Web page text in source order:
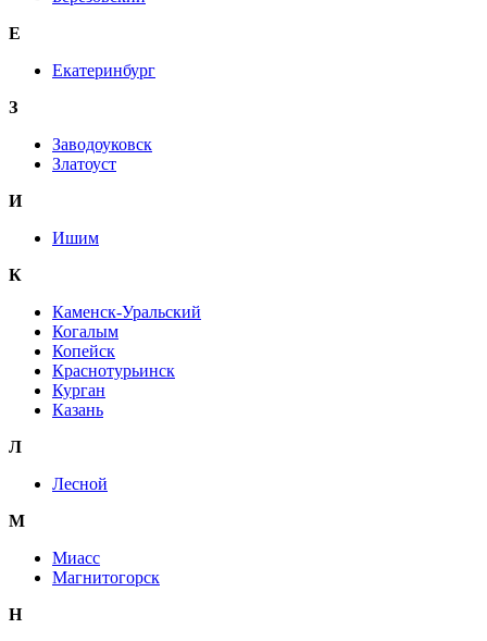
Е
Екатеринбург
З
Заводоуковск
Златоуст
И
Ишим
К
Каменск-Уральский
Когалым
Копейск
Краснотурьинск
Курган
Казань
Л
Лесной
М
Миасс
Магнитогорск
Н